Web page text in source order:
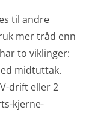
til andre
mer tråd enn
to viklinger:
midtuttak.
drift eller 2
kjerne-